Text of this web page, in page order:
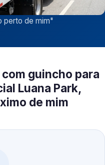
perto de mim"
guincho para
Luana Park,
de mim